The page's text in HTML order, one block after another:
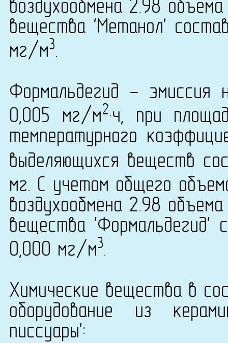
воздухообмена 2.98
вещества 'Метанол'
мг/м3.
Формальдегид - эмиссия
0,005 мг/м2·ч, при
температурного
выделяющихся веществ
мг. С учетом общего
воздухообмена 2.98
вещества
0,000 мг/м3.
Химические вещества в
оборудование из
писсуары':